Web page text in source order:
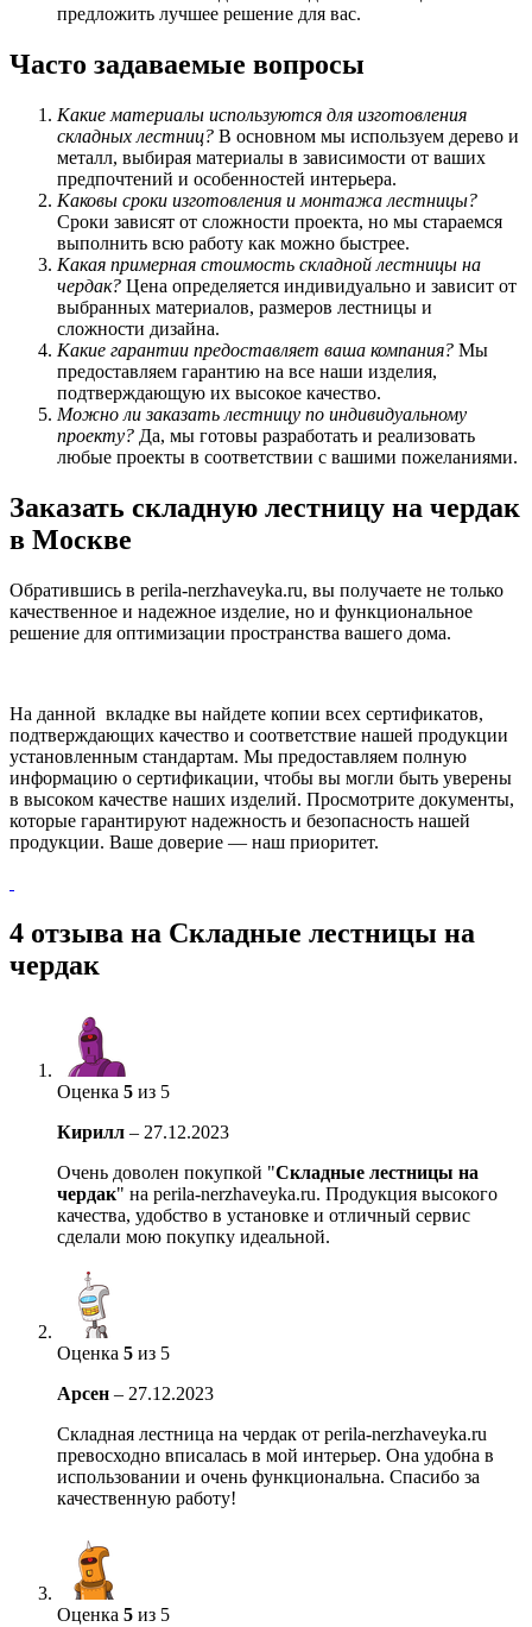
предложить лучшее решение для вас.
Часто задаваемые вопросы
Какие материалы используются для изготовления
складных лестниц? В основном мы используем дерево и
металл, выбирая материалы в зависимости от ваших
предпочтений и особенностей интерьера.
Каковы сроки изготовления и монтажа лестницы?
Сроки зависят от сложности проекта, но мы стараемся
выполнить всю работу как можно быстрее.
Какая примерная стоимость складной лестницы на
чердак? Цена определяется индивидуально и зависит от
выбранных материалов, размеров лестницы и
сложности дизайна.
Какие гарантии предоставляет ваша компания? Мы
предоставляем гарантию на все наши изделия,
подтверждающую их высокое качество.
Можно ли заказать лестницу по индивидуальному
проекту? Да, мы готовы разработать и реализовать
любые проекты в соответствии с вашими пожеланиями.
Заказать складную лестницу на чердак
в Москве
Обратившись в perila-nerzhaveyka.ru, вы получаете не только
качественное и надежное изделие, но и функциональное
решение для оптимизации пространства вашего дома.
На данной вкладке вы найдете копии всех сертификатов,
подтверждающих качество и соответствие нашей продукции
установленным стандартам. Мы предоставляем полную
информацию о сертификации, чтобы вы могли быть уверены
в высоком качестве наших изделий. Просмотрите документы,
которые гарантируют надежность и безопасность нашей
продукции. Ваше доверие — наш приоритет.
4 отзыва на Складные лестницы на
чердак
Оценка 5 из 5
Кирилл – 27.12.2023
Очень доволен покупкой "Складные лестницы на
чердак" на perila-nerzhaveyka.ru. Продукция высокого
качества, удобство в установке и отличный сервис
сделали мою покупку идеальной.
Оценка 5 из 5
Арсен – 27.12.2023
Складная лестница на чердак от perila-nerzhaveyka.ru
превосходно вписалась в мой интерьер. Она удобна в
использовании и очень функциональна. Спасибо за
качественную работу!
Оценка 5 из 5